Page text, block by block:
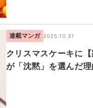
連載マンガ 2025.10.31
クリスマスケーキに
が「沈黙」を選んだ理